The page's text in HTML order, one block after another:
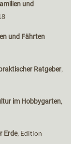
und
und Fährten
Ratgeber,
im Hobbygarten,
Erde, Edition